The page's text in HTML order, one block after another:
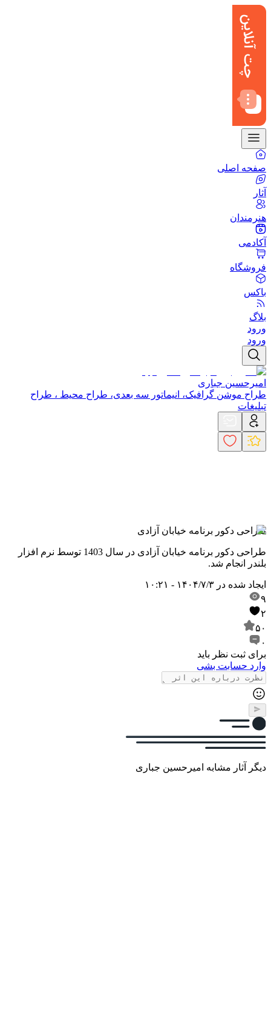
صفحه اصلی
آثار
هنرمندان
آکادمی
فروشگاه
باکس
بلاگ
ورود
ورود
امیرحسین جباری
طراح موشن گرافیک، انیماتور سه بعدی، طراح محیط ، طراح
تبلیغات
طراحی دکور برنامه خیابان آزادی
طراحی دکور برنامه خیابان آزادی در سال 1403 توسط نرم افزار
بلندر انجام شد.
ایجاد شده در ۱۴۰۴/۷/۳ - ۱۰:۲۱
۹
۲
۵۰
۰
برای ثبت نظر باید
وارد حسابت بشی
دیگر آثار مشابه امیرحسین جباری